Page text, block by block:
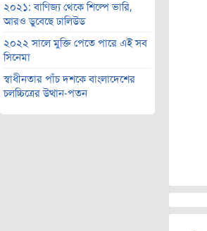
২০২১: বাণিজ্য থেকে শিল্পে ভারি,
আরও ডুবেছে ঢালিউড
২০২২ সালে মুক্তি পেতে পারে এই সব
সিনেমা
স্বাধীনতার পাঁচ দশকে বাংলাদেশের
চলচ্চিত্রের উত্থান-পতন